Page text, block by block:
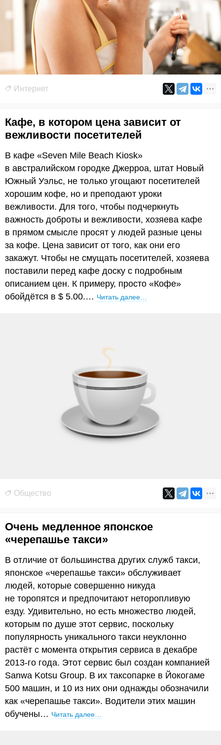
Интернет
Кафе, в котором цена зависит от
вежливости посетителей
В кафе «Seven Mile Beach Kiosk»
в австралийском городке Джерроа, штат Новый
Южный Уэльс, не только угощают посетителей
хорошим кофе, но и преподают уроки
вежливости. Для того, чтобы подчеркнуть
важность доброты и вежливости, хозяева кафе
в прямом смысле просят у людей разные цены
за кофе. Цена зависит от того, как они его
закажут. Чтобы не смущать посетителей, хозяева
поставили перед кафе доску с подробным
описанием цен. К примеру, просто «Кофе»
обойдётся в $ 5.00.… Читать далее…
Общество
Очень медленное японское
«черепашье такси»
В отличие от большинства других служб такси,
японское «черепашье такси» обслуживает
людей, которые совершенно никуда
не торопятся и предпочитают неторопливую
езду. Удивительно, но есть множество людей,
которым по душе этот сервис, поскольку
популярность уникального такси неуклонно
растёт с момента открытия сервиса в декабре
2013-го года. Этот сервис был создан компанией
Sanwa Kotsu Group. В их таксопарке в Йокогаме
500 машин, и 10 из них они однажды обозначили
как «черепашье такси». Водители этих машин
обучены… Читать далее…